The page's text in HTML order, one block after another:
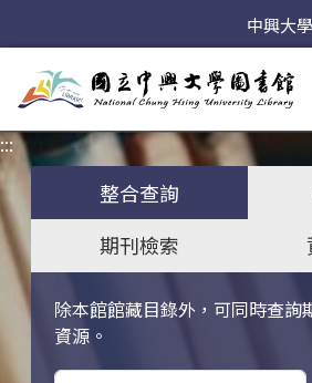
中興大學
:::
整合查詢
期刊檢索
除本館館藏目錄外，可同時查詢
資源。
關鍵字搜尋